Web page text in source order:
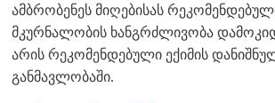
ამბრობენეს მიღებისას
მკურნალობის ხანგრძლივობა
არის რეკომენდებული ექიმის
განმავლობაში.